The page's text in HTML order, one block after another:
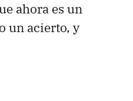
ahora es un
un acierto, y